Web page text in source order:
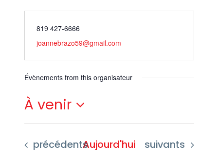
819 427-6666
joannebrazo59@gmail.com
Évènements from this organisateur
À venir
Sélectionnez
une
date.
Évènements
précédentsAujourd'hui Évènements
suivants